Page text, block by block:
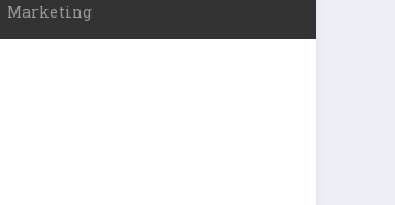
Marketing